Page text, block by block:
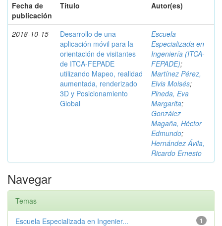
Fecha de
publicación
Título Autor(es)
2018-10-15
Desarrollo de una
aplicación móvil para la
orientación de visitantes
de ITCA-FEPADE
utilizando Mapeo, realidad
aumentada, renderizado
3D y Posicionamiento
Global
Escuela
Especializada en
Ingeniería (ITCA-
FEPADE);
Martínez Pérez,
Elvis Moisés;
Pineda, Eva
Margarita;
González
Magaña, Héctor
Edmundo;
Hernández Ávila,
Ricardo Ernesto
Navegar
Temas
1
Escuela Especializada en Ingenier...